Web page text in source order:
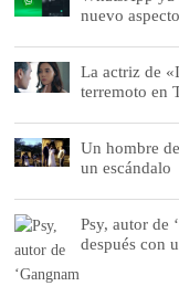
nuevo aspecto
La actriz de
terremoto en
Un hombre
un escándalo
Psy, autor de
después con